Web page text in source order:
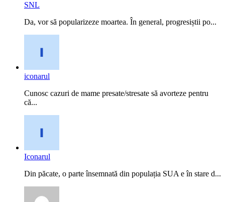
SNL
Da, vor să popularizeze moartea. În general, progresiștii po...
iconarul
Cunosc cazuri de mame presate/stresate să avorteze pentru
că...
Iconarul
Din păcate, o parte însemnată din populația SUA e în stare d...